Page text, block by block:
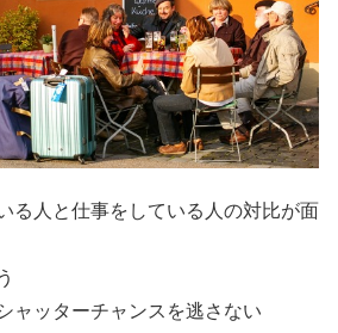
る人と仕事をしている人の対比が面
ャッターチャンスを逃さない